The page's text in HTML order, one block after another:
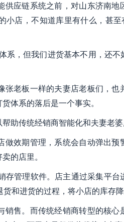
应链系统之前，对山东济南
小店，不知道库里有什么，甚
系，但我们进货基本不用，还
张老板一样的夫妻店老板们，
体系的落后是一个事实。
助传统经销商智能化和夫妻老婆
效期管理，系统会自动弹出
的店里。
管理软件。店主通过采集平
和进货的过程，将小店的库存降
售。而传统经销商转型的核